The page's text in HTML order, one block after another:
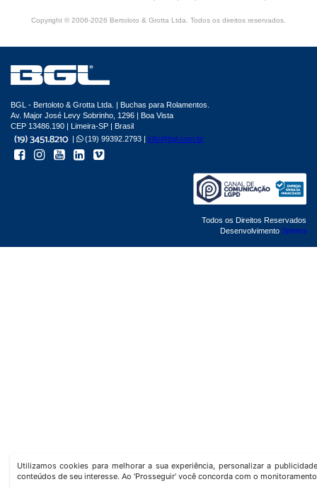
Copyright © 2006-2026 Bertoloto & Grotta Ltda. Todos os direitos reservados.
Utilizamos cookies para melhorar a sua experiência, personalizar a
conteúdos de seu interesse. Ao 'Prosseguir' você concorda com o
BGL - Bertoloto & Grotta Ltda. | Buchas para Rolamentos.
Av. Major José Levy Sobrinho, 1296 | Boa Vista
CEP 13486.190 | Limeira-SP | Brasil
|
(19) 99392.2793 | info@bgl.com.br
Todos os Direitos Reservados
Desenvolvimento Sphera